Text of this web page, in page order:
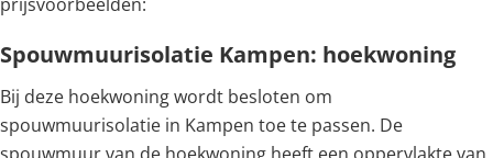
Spouwmuurisolatie Kampen: hoekwoning
Bij deze hoekwoning wordt besloten om
spouwmuurisolatie in Kampen toe te passen. De